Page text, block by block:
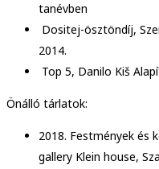
tanévben
Dositej-ösztöndíj,
2014.
Top 5, Danilo Kiš
Önálló tárlatok:
2018. Festmények és
gallery Klein house,